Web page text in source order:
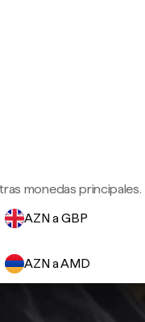
monedas principales.
AZN a GBP
AZN a AMD